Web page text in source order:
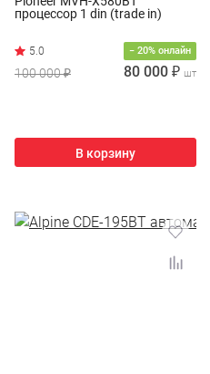
процессор 1 din (trade in)
− 20% онлайн
100 000 ₽ 80 000 ₽ шт
В корзину